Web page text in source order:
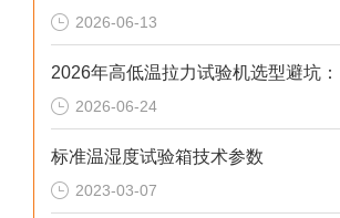
2026-06-13
2026-06-24
标准温湿度试验箱技术参数
2023-03-07